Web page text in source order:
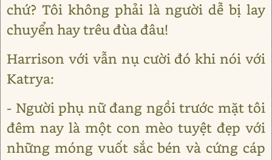
chứ? Tôi không phải là người dễ bị lay
chuyển hay trêu đùa đâu!
Harrison với vẫn nụ cười đó khi nói với
Katrya:
- Người phụ nữ đang ngồi trước mặt tôi
đêm nay là một con mèo tuyệt đẹp với
những móng vuốt sắc bén và cứng cáp